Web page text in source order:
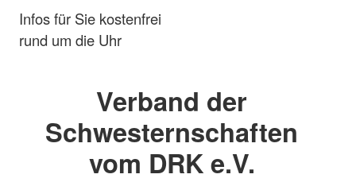
Infos für Sie kostenfrei
rund um die Uhr
Verband der
Schwesternschaften
vom DRK e.V.